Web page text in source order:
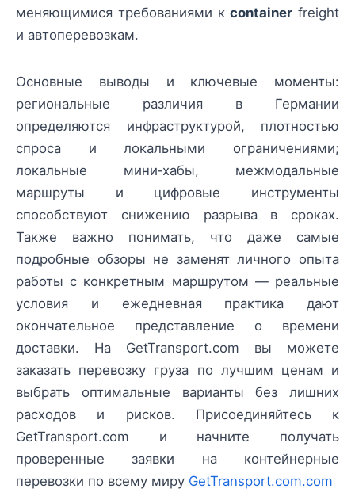
меняющимися требованиями кcontainer freight
и автоперевозкам.
Основные выводы и ключевые моменты:
региональные различия в Германии
определяются инфраструктурой, плотностью
спроса и локальными ограничениями;
локальные мини‑хабы, межмодальные
маршруты и цифровые инструменты
способствуют снижению разрыва в сроках.
Также важно понимать, что даже самые
подробные обзоры не заменят личного опыта
работы с конкретным маршрутом — реальные
условия и ежедневная практика дают
окончательное представление о времени
доставки. На GetTransport.com вы можете
заказать перевозку груза по лучшим ценам и
выбрать оптимальные варианты без лишних
расходов и рисков. Присоединяйтесь к
GetTransport.com и начните получать
проверенные заявки на контейнерные
перевозки по всему миру GetTransport.com.com